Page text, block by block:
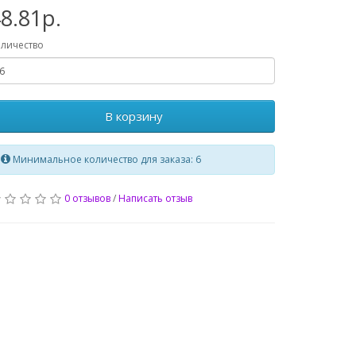
В корзину
Минимальное количество для заказа: 6
0 отзывов/Написать отзыв